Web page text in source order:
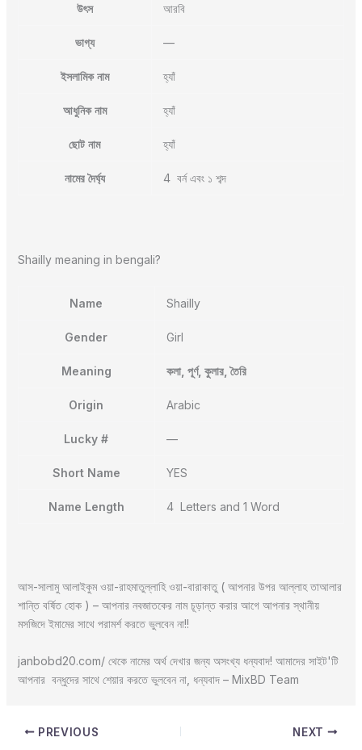
উৎস আরবি
ভাগ্য —
ইসলামিক নাম হ্যাঁ
আধুনিক নাম হ্যাঁ
ছোট নাম হ্যাঁ
নামের দৈর্ঘ্য 4 বর্ন এবং ১ শব্দ
Shailly meaning in bengali?
Name Shailly
Gender Girl
Meaning কলা, পূর্ণ, কুলার, তৈরি
Origin Arabic
Lucky # —
Short Name YES
Name Length 4 Letters and 1 Word
আস-সালামু আলাইকুম ওয়া-রাহমাতুল্লাহি ওয়া-বারাকাতু ( আপনার উপর আল্লাহ তাআলার
শান্তি বর্ষিত হোক ) – আপনার নবজাতকের নাম চূড়ান্ত করার আগে আপনার স্থানীয়
মসজিদে ইমামের সাথে পরামর্শ করতে ভুলবেন না!!
janbobd20.com/ থেকে নামের অর্থ দেখার জন্য অসংখ্য ধন্যবাদ! আমাদের সাইট'টি
আপনার বন্ধুদের সাথে শেয়ার করতে ভুলবেন না, ধন্যবাদ – MixBD Team
PREVIOUS NEXT